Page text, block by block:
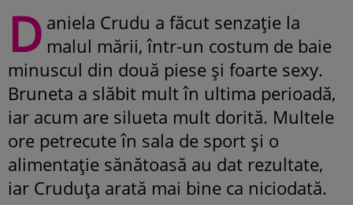
D aniela Crudu a făcut senzație la
malul mării, într-un costum de baie
minuscul din două piese și foarte sexy.
Bruneta a slăbit mult în ultima perioadă,
iar acum are silueta mult dorită. Multele
ore petrecute în sala de sport și o
alimentație sănătoasă au dat rezultate,
iar Cruduța arată mai bine ca niciodată.